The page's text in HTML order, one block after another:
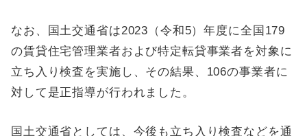
なお、国土交通省は2023（令和5）年度に全国179
の賃貸住宅管理業者および特定転貸事業者を対象に
立ち入り検査を実施し、その結果、106の事業者に
対して是正指導が行われました。
国土交通省としては、今後も立ち入り検査などを通